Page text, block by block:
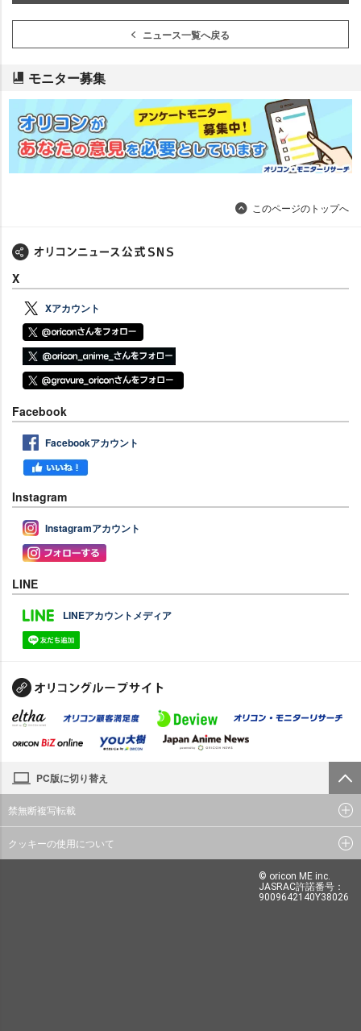
ニュース一覧へ戻る
モニター募集
このページのトップへ
X
Xアカウント
Facebook
Facebookアカウント
Instagram
Instagramアカウント
LINE
LINEアカウントメディア
PC版に切り替え
禁無断複写転載
クッキーの使用について
© oricon ME inc.
JASRAC許諾番号：
9009642140Y38026